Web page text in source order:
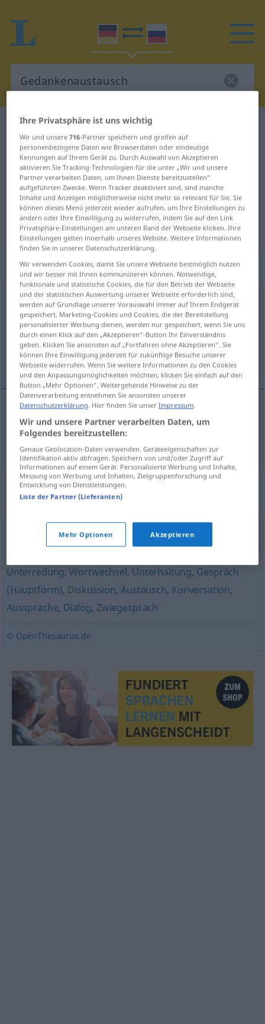
Deutsch-Russisch Wörterbuch
Gedankenaustausch
Deutsch-Russisch Übersetzung für
"Gedankenaustausch"
"Gedankenaustausch" Russisch
Übersetzung
„Gedankenaustausch“: maskulin
Gedankenaustauschm
Übersicht aller Übersetzungen
(Für mehr Details die Übersetzung anklicken/antippen)
обмен мыслями мнениями
обмен мыслямиodмнениями
Gedankenaustausch
Synonyme für
"Gedankenaustausch"
Meinungsaustausch,Diskussion ,Diskurs
Unterredung,Wortwechsel, Unterhaltung, Gespräch
(Hauptform), Diskussion,Austausch, Konversation,
Aussprache, Dialog, Zwiegespräch
© OpenThesaurus.de
Ihre Privatsphäre ist uns wichtig
Wir und unsere716-Partner speichern und greifen auf
personenbezogene Daten wie Browserdaten oder eindeutige
Kennungen auf Ihrem Gerät zu. Durch Auswahl von Akzeptieren
aktivieren Sie Tracking-Technologien für die unter „Wir und unsere
Partner verarbeiten Daten, um Ihnen Dienste bereitzustellen“
aufgeführten Zwecke. Wenn Tracker deaktiviert sind, sind manche
Inhalte und Anzeigen möglicherweise nicht mehr so relevant für Sie. Sie
können dieses Menü jederzeit wieder aufrufen, um Ihre Einstellungen zu
ändern oder Ihre Einwilligung zu widerrufen, indem Sie auf den Link
Privatsphäre-Einstellungen am unteren Rand der Webseite klicken. Ihre
Einstellungen gelten innerhalb unseres Website. Weitere Informationen
finden Sie in unserer Datenschutzerklärung.
Wir verwenden Cookies, damit Sie unsere Webseite bestmöglich nutzen
und wir besser mit Ihnen kommunizieren können. Notwendige,
funktionale und statistische Cookies, die für den Betrieb der Webseite
und der statistischen Auswertung unserer Webseite erforderlich sind,
werden auf Grundlage unserer Vorauswahl immer auf Ihrem Endgerät
gespeichert. Marketing-Cookies und Cookies, die der Bereitstellung
personalisierter Werbung dienen, werden nur gespeichert, wenn Sie uns
durch einen Klick auf den „Akzeptieren“-Button Ihr Einverständnis
geben. Klicken Sie ansonsten auf „Fortfahren ohne Akzeptieren“. Sie
können Ihre Einwilligung jederzeit für zukünftige Besuche unserer
Webseite widerrufen. Wenn Sie weitere Informationen zu den Cookies
und den Anpassungsmöglichkeiten möchten, klicken Sie einfach auf den
Button „Mehr Optionen“. Weitergehende Hinweise zu der
Datenverarbeitung entnehmen Sie ansonsten unserer
Datenschutzerklärung. Hier finden Sie unserImpressum.
Wir und unsere Partner verarbeiten Daten, um
Folgendes bereitzustellen:
Genaue Geolocation-Daten verwenden. Geräteeigenschaften zur
Identifikation aktiv abfragen. Speichern von und/oder Zugriff auf
Informationen auf einem Gerät. Personalisierte Werbung und Inhalte,
Messung von Werbung und Inhalten, Zielgruppenforschung und
Entwicklung von Dienstleistungen.
Liste der Partner (Lieferanten)
Mehr Optionen Akzeptieren